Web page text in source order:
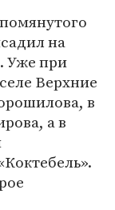
на
Уже при
Верхние
в
а в